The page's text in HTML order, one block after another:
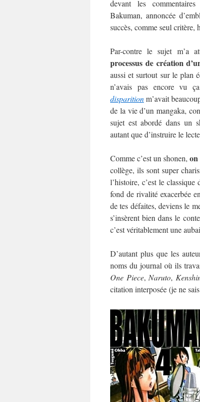
devant les
Bakuman, annoncée
succès, comme seul
Par-contre le sujet m’a
processus de création
aussi et surtout sur le plan
n’avais pas encore vu
disparitionm’avait
de la vie d’un mangaka,
sujet est abordé dans un
autant que d’instruire le
Comme c’est un shonen, on
collège, ils sont super
l’histoire, c’est le
fond de rivalité exacerbée
de tes défaites, deviens le
s’insèrent bien dans le
c’est véritablement une
D’autant plus que les
noms du journal où ils
One Piece, Naruto,
citation interposée (je ne